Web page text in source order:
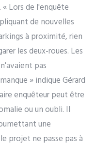
Lors de l'enquête
de nouvelles
à proximité, rien
les deux-roues. Les
pas
» indique Gérard
enquêteur peut être
ou un oubli. Il
une
projet ne passe pas à